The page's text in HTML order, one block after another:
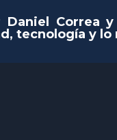
Daniel Correa
tecnología y